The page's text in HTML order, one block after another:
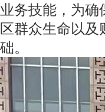
业务技能，为确
区群众生命以
础。